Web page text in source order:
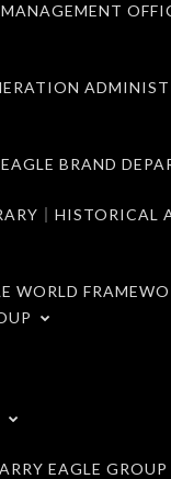
BRAND
｜HISTORICAL
WORLD
EAGLE GROUP